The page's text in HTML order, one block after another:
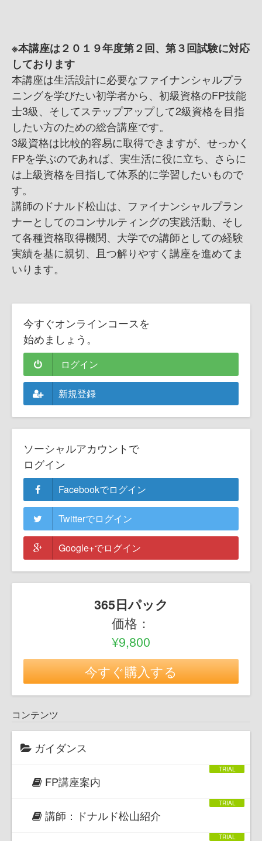
※本講座は２０１９年度第２回、第３回試験に対応
しております
本講座は生活設計に必要なファイナンシャルプラ
ニングを学びたい初学者から、初級資格のFP技能
士3級、そしてステップアップして2級資格を目指
したい方のための総合講座です。
3級資格は比較的容易に取得できますが、せっかく
FPを学ぶのであれば、実生活に役に立ち、さらに
は上級資格を目指して体系的に学習したいもので
す。
講師のドナルド松山は、ファイナンシャルプラン
ナーとしてのコンサルティングの実践活動、そし
て各種資格取得機関、大学での講師としての経験
実績を基に親切、且つ解りやすく講座を進めてま
いります。
今すぐオンラインコースを
始めましょう。
ログイン
新規登録
ソーシャルアカウントで
ログイン
Facebookでログイン
Twitterでログイン
Google+でログイン
365日パック
価格：
¥9,800
今すぐ購入する
コンテンツ
ガイダンス
FP講座案内
講師：ドナルド松山紹介